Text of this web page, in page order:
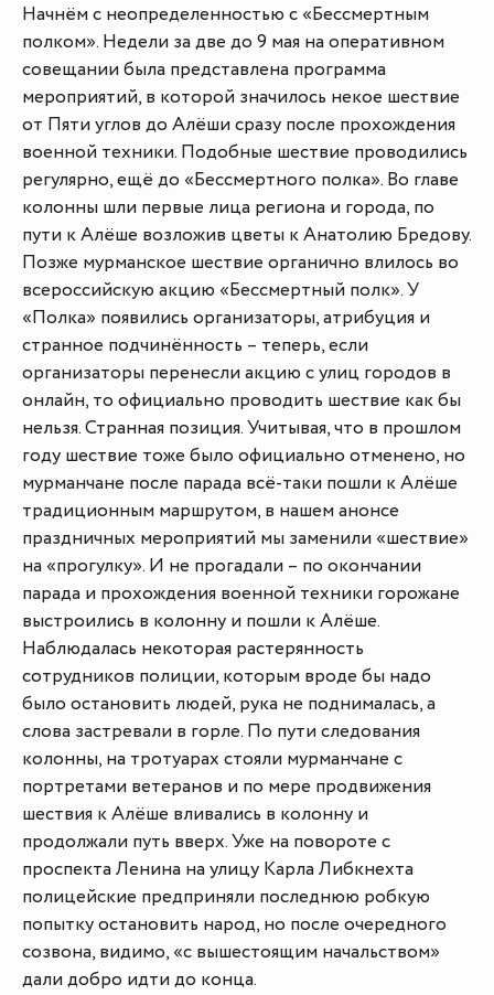
Начнём с неопределенностью с «Бессмертным
полком». Недели за две до 9 мая на оперативном
совещании была представлена программа
мероприятий, в которой значилось некое шествие
от Пяти углов до Алёши сразу после прохождения
военной техники. Подобные шествие проводились
регулярно, ещё до «Бессмертного полка». Во главе
колонны шли первые лица региона и города, по
пути к Алёше возложив цветы к Анатолию Бредову.
Позже мурманское шествие органично влилось во
всероссийскую акцию «Бессмертный полк». У
«Полка» появились организаторы, атрибуция и
странное подчинённость – теперь, если
организаторы перенесли акцию с улиц городов в
онлайн, то официально проводить шествие как бы
нельзя. Странная позиция. Учитывая, что в прошлом
году шествие тоже было официально отменено, но
мурманчане после парада всё-таки пошли к Алёше
традиционным маршрутом, в нашем анонсе
праздничных мероприятий мы заменили «шествие»
на «прогулку». И не прогадали – по окончании
парада и прохождения военной техники горожане
выстроились в колонну и пошли к Алёше.
Наблюдалась некоторая растерянность
сотрудников полиции, которым вроде бы надо
было остановить людей, рука не поднималась, а
слова застревали в горле. По пути следования
колонны, на тротуарах стояли мурманчане с
портретами ветеранов и по мере продвижения
шествия к Алёше вливались в колонну и
продолжали путь вверх. Уже на повороте с
проспекта Ленина на улицу Карла Либкнехта
полицейские предприняли последнюю робкую
попытку остановить народ, но после очередного
созвона, видимо, «с вышестоящим начальством»
дали добро идти до конца.